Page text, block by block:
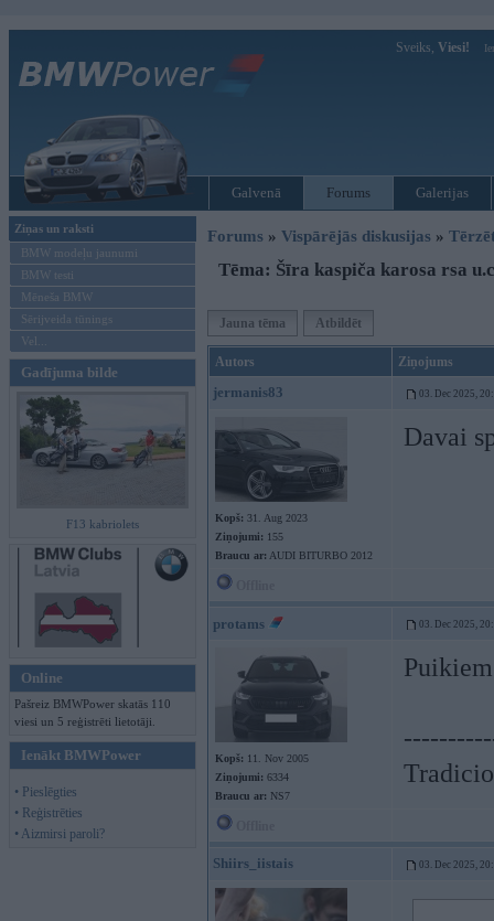
Sveiks, Viesi!
Galvenā Forums Galerijas
Ziņas un raksti
BMW modeļu jaunumi
BMW testi
Mēneša BMW
Sērijveida tūnings
Vel...
Gadījuma bilde
F13 kabriolets
Online
Pašreiz BMWPower skatās 110
viesi un 5 reģistrēti lietotāji.
Ienākt BMWPower
• Pieslēgties
• Reģistrēties
• Aizmirsi paroli?
Forums » Vispārējās diskusijas »
Tēma: Šīra kaspiča karosa rsa
Jauna tēma Atbildēt
Autors Ziņojums
jermanis83 03. Dec 2025,
Kopš: 31. Aug 2023
Ziņojumi: 155
Braucu ar: AUDI BITURBO 2012
Davai
protams 03. Dec 2025,
Kopš: 11. Nov 2005
Ziņojumi: 6334
Braucu ar: NS7
Shiirs_iistais 03. Dec 2025,